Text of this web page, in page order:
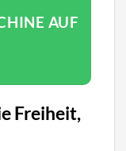
AUF
Freiheit,